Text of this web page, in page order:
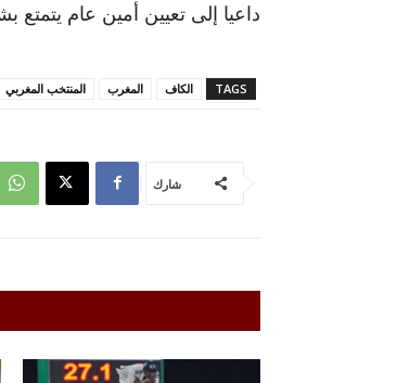
داعيا إلى تعيين أمين عام يتمتع
TAGS الكاف المغرب المنتخب المغربي
شارك